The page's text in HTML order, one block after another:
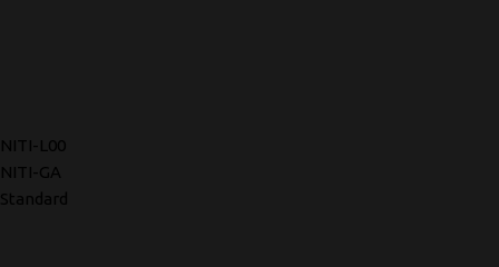
NITI-L00
NITI-GA
Standard